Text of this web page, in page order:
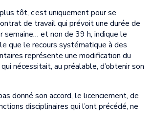
tôt, c’est uniquement pour se
de travail qui prévoit une durée de
semaine… et non de 39 h, indique le
que le recours systématique à des
représente une modification du
nécessitait, au préalable, d’obtenir son
donné son accord, le licenciement, de
disciplinaires qui l’ont précédé, ne